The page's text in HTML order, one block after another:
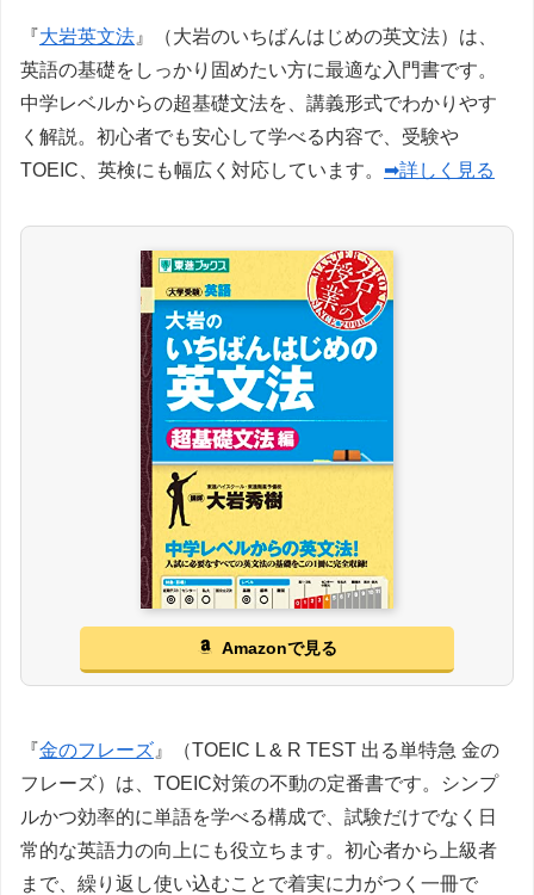
『大岩英文法 』（大岩のいちばんはじめの英文法）は、
英語の基礎をしっかり固めたい方に最適な入門書です。
中学レベルからの超基礎文法を、講義形式でわかりやす
く解説。初心者でも安心して学べる内容で、受験や
TOEIC、英検にも幅広く対応しています。 ➡詳しく見る
Amazonで見る
『金のフレーズ 』（TOEIC L & R TEST 出る単特急 金の
フレーズ）は、TOEIC対策の不動の定番書です。シンプ
ルかつ効率的に単語を学べる構成で、試験だけでなく日
常的な英語力の向上にも役立ちます。初心者から上級者
まで、繰り返し使い込むことで着実に力がつく一冊で